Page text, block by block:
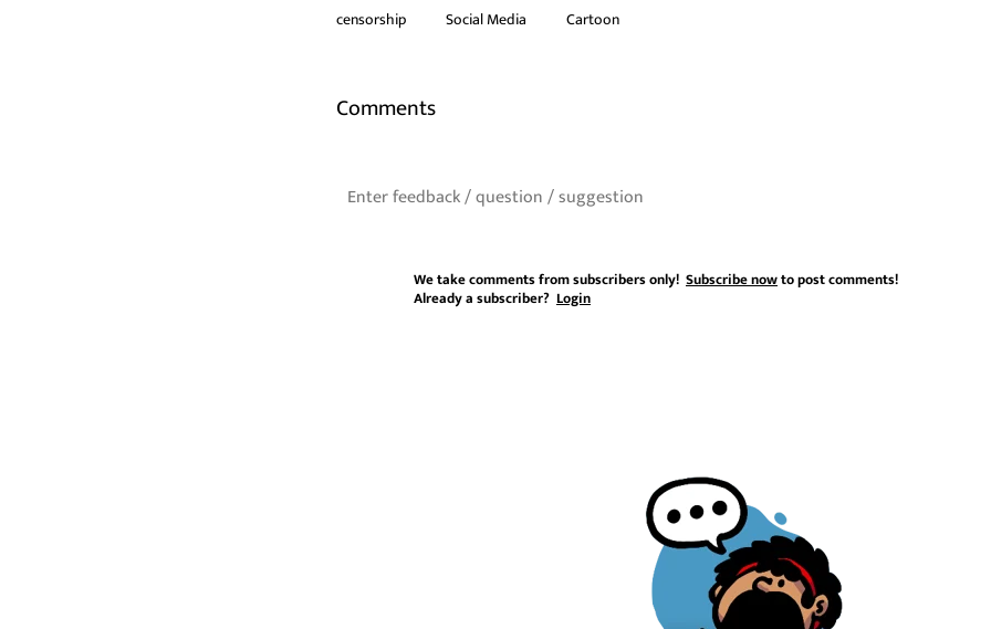
censorship Social Media Cartoon
Comments
We take comments from subscribers only! Subscribe nowto post comments!
Already a subscriber? Login